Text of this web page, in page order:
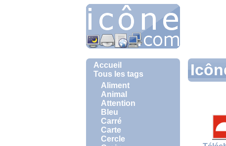
Accueil
Tous les tags
Aliment
Animal
Attention
Bleu
Carré
Carte
Cercle